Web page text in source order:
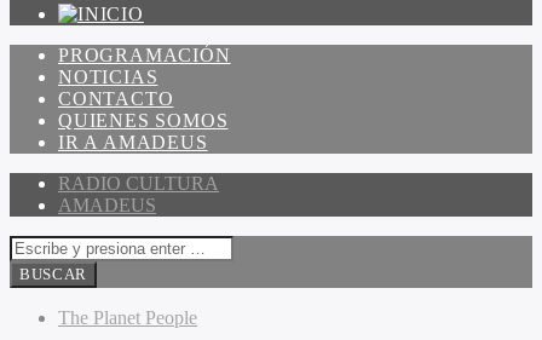
PROGRAMACIÓN
NOTICIAS
CONTACTO
QUIENES SOMOS
IR A AMADEUS
RADIO CULTURA
AMADEUS
The Planet People